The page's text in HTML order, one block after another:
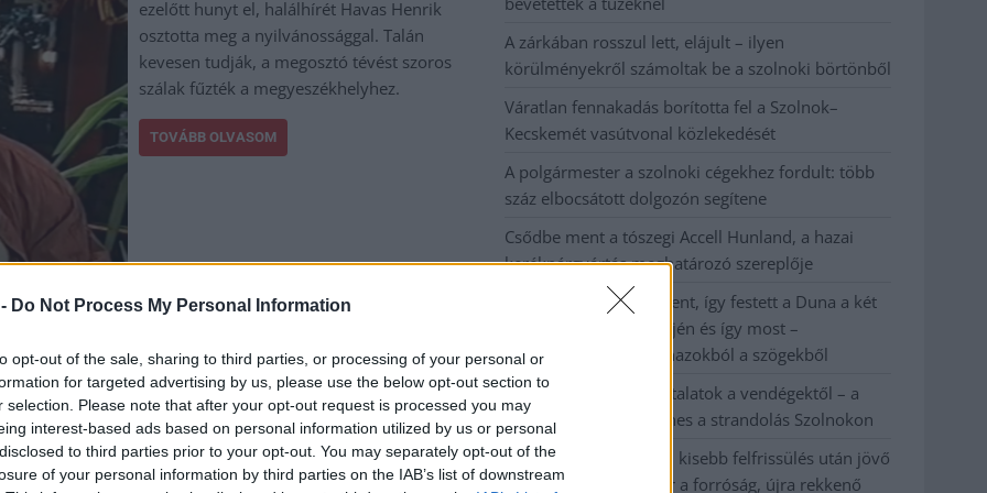
Do Not Process My Personal Information
opt-out of the sale, sharing to third parties, or processing of your personal or
for targeted advertising by us, please use the below opt-out section to
selection. Please note that after your opt-out request is processed you may
interest-based ads based on personal information utilized by us or personal
to third parties prior to your opt-out. You may separately opt-out of the
of your personal information by third parties on the IAB’s list of downstream
ezelőtt hunyt el, halálhírét Havas Henrik
osztotta meg a nyilvánossággal. Talán
kevesen tudják, a megosztó tévést szoros
szálak fűzték a megyeszékhelyhez.
TOVÁBB OLVASOM
, tudósító,újságíró
Magyar Pétert, de egy olyan beszélgetés
A TISZA Párt és Magyar Péter kerek-perec
A zárkában rosszul lett, elájult – ilyen
körülményekről számoltak be a szolnoki börtönből
Váratlan fennakadás borította fel a Szolnok–
Kecskemét vasútvonal közlekedését
A polgármester a szolnoki cégekhez fordult: több
száz elbocsátott dolgozón segítene
Csődbe ment a tószegi Accell Hunland, a hazai
kerékpárgyártás meghatározó szereplője
Egyszer fent, egyszer lent, így festett a Duna a két
évvel ezelőtti árvíz idején és így most –
fotógyűjtemény ugyanazokból a szögekből
Ilyenek eddig a tapasztalatok a vendégektől – a
hőhullám miatt ingyenes a strandolás Szolnokon
Nem biztató: a hétvégi kisebb felfrissülés után jövő
héten megint visszatér a forróság, újra rekkenő